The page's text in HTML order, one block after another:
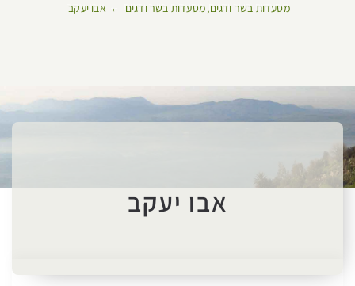
מסעדות בשר ודגים מסעדות בשר ודגים אבו יעקב
אבו יעקב